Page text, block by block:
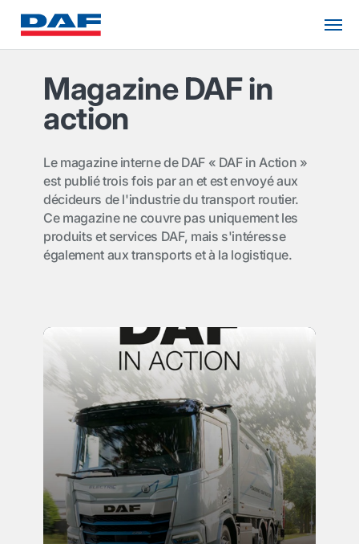
Magazine DAF in
action
Le magazine interne de DAF « DAF in Action »
est publié trois fois par an et est envoyé aux
décideurs de l'industrie du transport routier.
Ce magazine ne couvre pas uniquement les
produits et services DAF, mais s'intéresse
également aux transports et à la logistique.